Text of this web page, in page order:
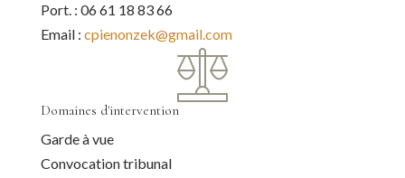
Port. : 06 61 18 83 66
Email : cpienonzek@gmail.com
Domaines d'intervention
Garde à vue
Convocation tribunal